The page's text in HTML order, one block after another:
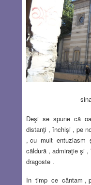
Deşi se spune că
distanţi , închişi , pe
, cu mult entuziasm
căldură , admiraţie şi
dragoste .
În timp ce cântam ,